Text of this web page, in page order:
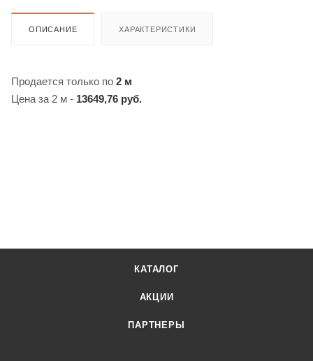
ОПИСАНИЕ ХАРАКТЕРИСТИКИ
Продается только по 2 м
Цена за 2 м - 13649,76 руб.
КАТАЛОГ
АКЦИИ
ПАРТНЕРЫ